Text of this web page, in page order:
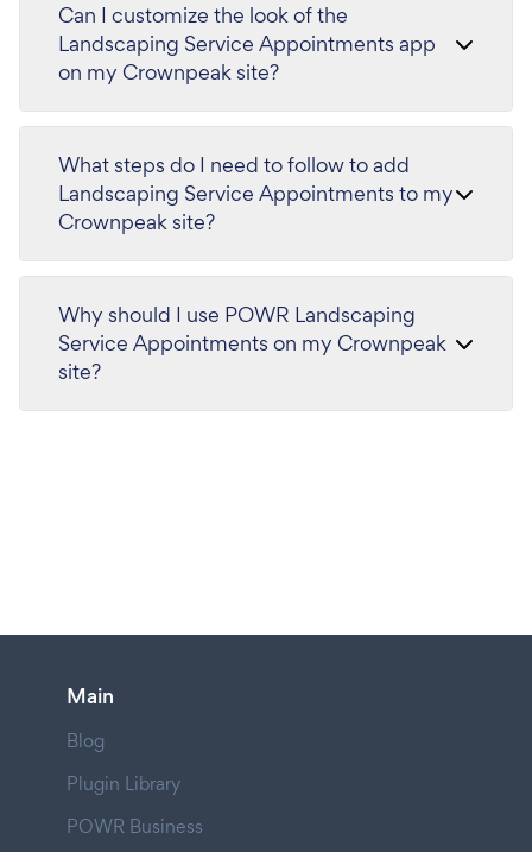
Can I customize the look of the
Landscaping Service Appointments app
on my Crownpeak site?
What steps do I need to follow to add
Landscaping Service Appointments to my
Crownpeak site?
Why should I use POWR Landscaping
Service Appointments on my Crownpeak
site?
Main
Blog
Plugin Library
POWR Business